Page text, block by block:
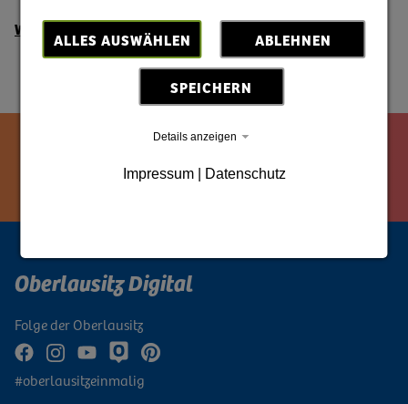
Weitere Informationen
Oberlausitz Digital
Folge der Oberlausitz
#oberlausitzeinmalig
ALLES AUSWÄHLEN ABLEHNEN
SPEICHERN
Details anzeigen
Impressum| Datenschutz